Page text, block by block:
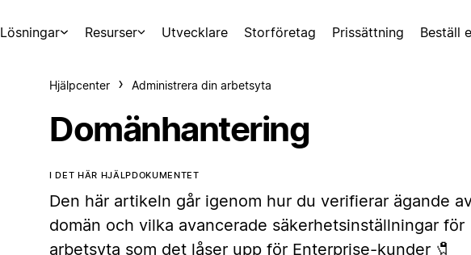
Lösningar Resurser Utvecklare Storföretag Prissättning Beställ
Hjälpcenter Administrera din arbetsyta
Domänhantering
I DET HÄR HJÄLPDOKUMENTET
Den här artikeln går igenom hur du verifierar ägande
domän och vilka avancerade säkerhetsinställningar för
arbetsyta som det låser upp för Enterprise-kunder 🧷